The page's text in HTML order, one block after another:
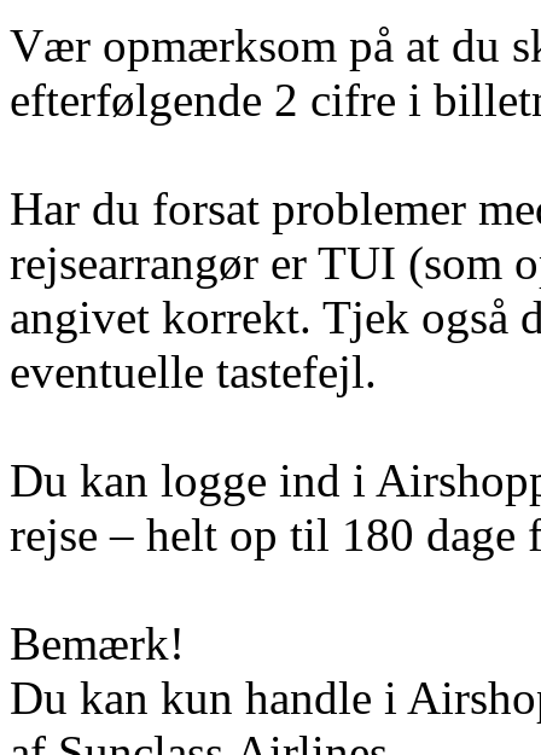
Vær opmærksom på at du
efterfølgende 2 cifre i
Har du forsat problemer
rejsearrangør er TUI (som
angivet korrekt. Tjek også
eventuelle tastefejl.
Du kan logge ind i
rejse – helt op til 180 dage
Bemærk!
Du kan kun handle i